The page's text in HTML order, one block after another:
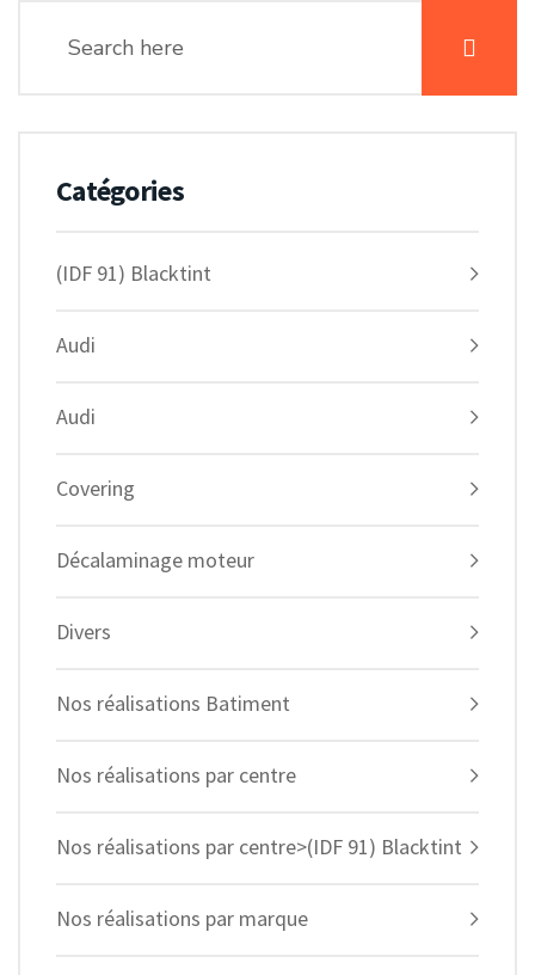
Catégories
(IDF 91) Blacktint
Audi
Audi
Covering
Décalaminage moteur
Divers
Nos réalisations Batiment
Nos réalisations par centre
Nos réalisations par centre>(IDF 91) Blacktint
Nos réalisations par marque